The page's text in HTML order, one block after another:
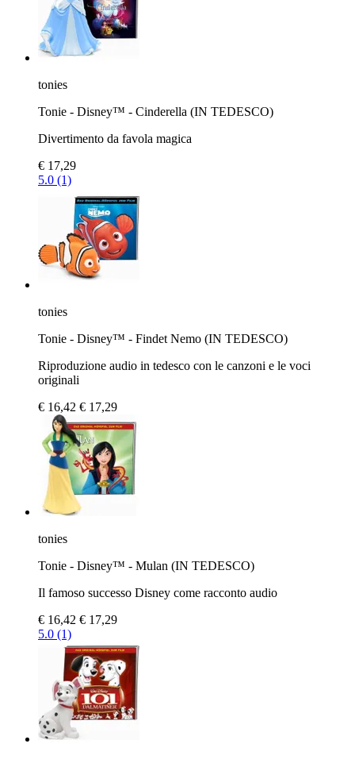
tonies
Tonie - Disney™ - Cinderella (IN TEDESCO)
Divertimento da favola magica
€ 17,29
5.0 (1)
tonies
Tonie - Disney™ - Findet Nemo (IN TEDESCO)
Riproduzione audio in tedesco con le canzoni e le voci
originali
€ 16,42 € 17,29
tonies
Tonie - Disney™ - Mulan (IN TEDESCO)
Il famoso successo Disney come racconto audio
€ 16,42 € 17,29
5.0 (1)